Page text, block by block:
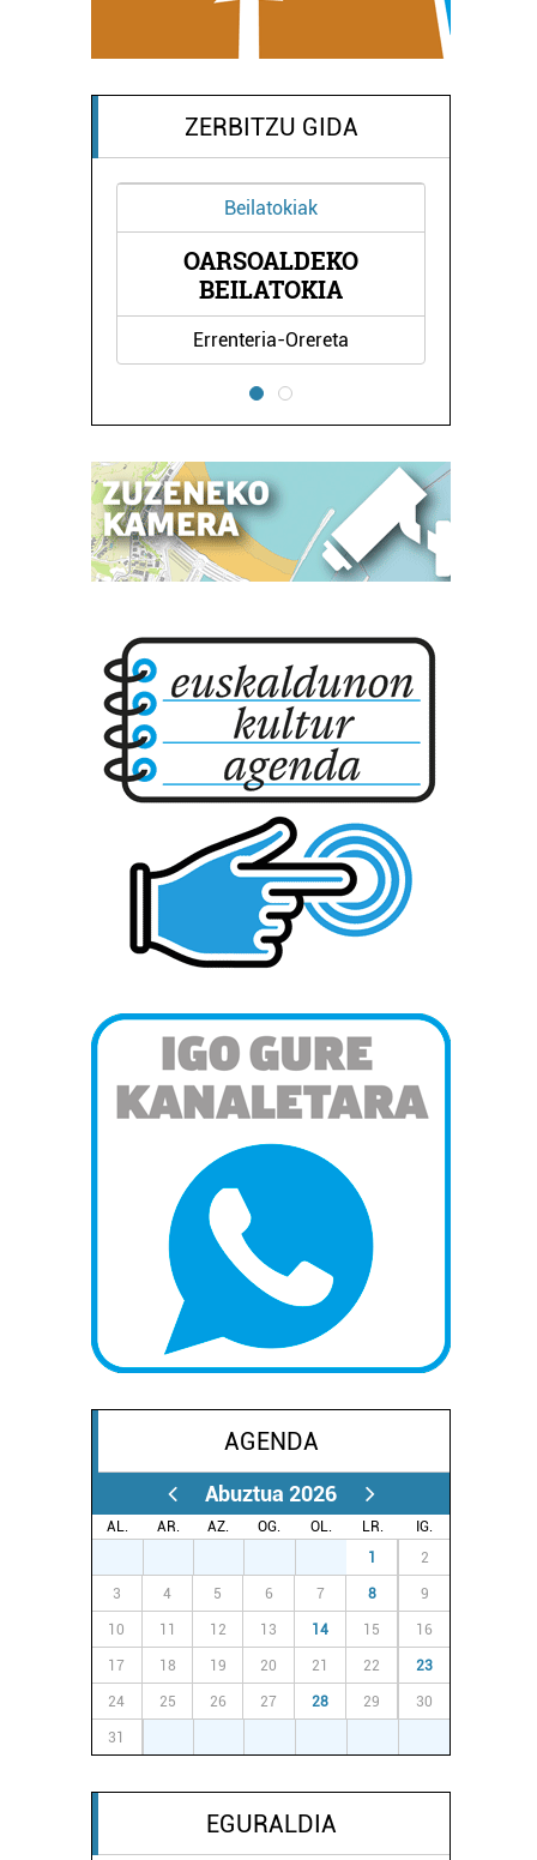
ZERBITZU GIDA
Beilatokiak
OARSOALDEKO
BEILATOKIA
Errenteria-Orereta
AGENDA
Abuztua 2026
AL. AR. AZ. OG. OL. LR.
IG.
1 2
3 4 5 6 7 8 9
10 11 12 13 14 15 16
17 18 19 20 21 22 23
24 25 26 27 28 29 30
31
EGURALDIA